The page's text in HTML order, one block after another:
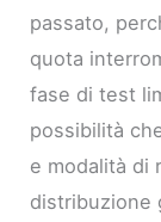
passato,
quota
fase di test
possibilità
e modalità di
distribuzione